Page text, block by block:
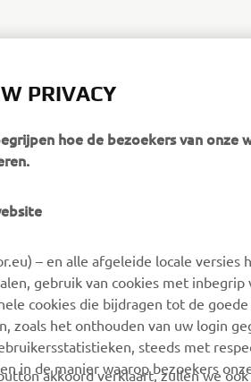
systemen
MyYamaha
Yamaha Music
Yamaha
Yamaha
PRIVACY
hoe de bezoekers van
– en alle afgeleide locale versies
gebruik van cookies met
cookies die bijdragen tot de
zoals het onthouden van uw login
steeds met
in de manier waarop bezoekers
akkoord verklaart, zullen we